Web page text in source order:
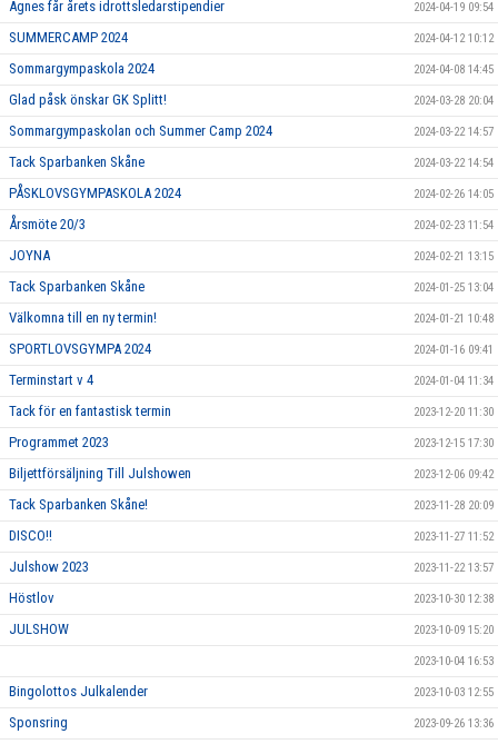
Agnes får årets idrottsledarstipendier 2024-04-19 09:54
SUMMERCAMP 2024 2024-04-12 10:12
Sommargympaskola 2024 2024-04-08 14:45
Glad påsk önskar GK Splitt! 2024-03-28 20:04
Sommargympaskolan och Summer Camp 2024 2024-03-22 14:57
Tack Sparbanken Skåne 2024-03-22 14:54
PÅSKLOVSGYMPASKOLA 2024 2024-02-26 14:05
Årsmöte 20/3 2024-02-23 11:54
JOYNA 2024-02-21 13:15
Tack Sparbanken Skåne 2024-01-25 13:04
Välkomna till en ny termin! 2024-01-21 10:48
SPORTLOVSGYMPA 2024 2024-01-16 09:41
Terminstart v 4 2024-01-04 11:34
Tack för en fantastisk termin 2023-12-20 11:30
Programmet 2023 2023-12-15 17:30
Biljettförsäljning Till Julshowen 2023-12-06 09:42
Tack Sparbanken Skåne! 2023-11-28 20:09
DISCO!! 2023-11-27 11:52
Julshow 2023 2023-11-22 13:57
Höstlov 2023-10-30 12:38
JULSHOW 2023-10-09 15:20
2023-10-04 16:53
Bingolottos Julkalender 2023-10-03 12:55
Sponsring 2023-09-26 13:36